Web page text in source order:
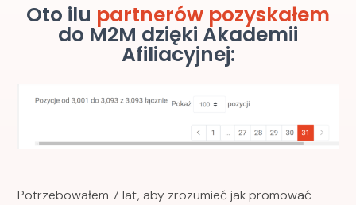
Oto ilu partnerów pozyskałem
do M2M dzięki Akademii
Afiliacyjnej:
Potrzebowałem 7 lat, aby zrozumieć jak promować